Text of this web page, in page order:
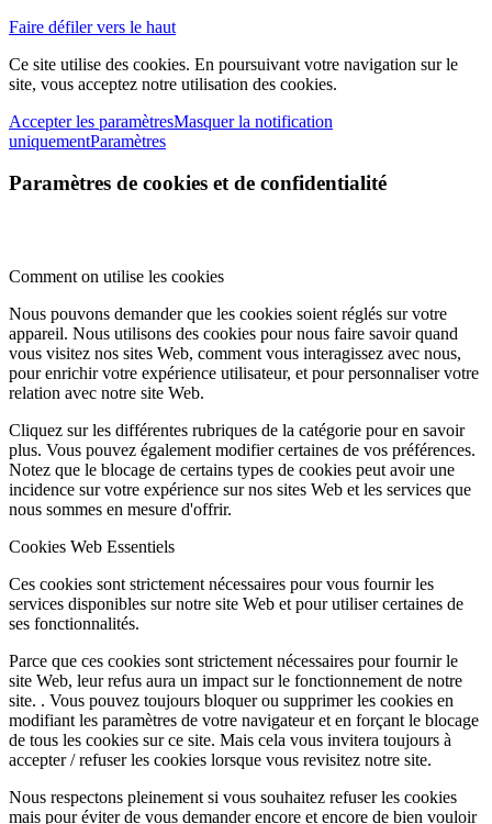
Faire défiler vers le haut
Ce site utilise des cookies. En poursuivant votre navigation sur le
site, vous acceptez notre utilisation des cookies.
Accepter les paramètresMasquer la notification
uniquementParamètres
Paramètres de cookies et de confidentialité
Comment on utilise les cookies
Nous pouvons demander que les cookies soient réglés sur votre
appareil. Nous utilisons des cookies pour nous faire savoir quand
vous visitez nos sites Web, comment vous interagissez avec nous,
pour enrichir votre expérience utilisateur, et pour personnaliser votre
relation avec notre site Web.
Cliquez sur les différentes rubriques de la catégorie pour en savoir
plus. Vous pouvez également modifier certaines de vos préférences.
Notez que le blocage de certains types de cookies peut avoir une
incidence sur votre expérience sur nos sites Web et les services que
nous sommes en mesure d'offrir.
Cookies Web Essentiels
Ces cookies sont strictement nécessaires pour vous fournir les
services disponibles sur notre site Web et pour utiliser certaines de
ses fonctionnalités.
Parce que ces cookies sont strictement nécessaires pour fournir le
site Web, leur refus aura un impact sur le fonctionnement de notre
site. . Vous pouvez toujours bloquer ou supprimer les cookies en
modifiant les paramètres de votre navigateur et en forçant le blocage
de tous les cookies sur ce site. Mais cela vous invitera toujours à
accepter / refuser les cookies lorsque vous revisitez notre site.
Nous respectons pleinement si vous souhaitez refuser les cookies
mais pour éviter de vous demander encore et encore de bien vouloir